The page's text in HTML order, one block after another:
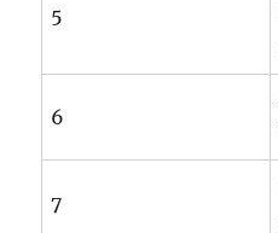
5
6
7